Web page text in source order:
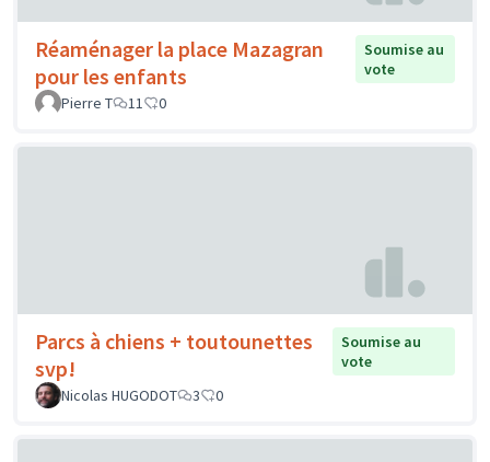
Réaménager la place Mazagran
pour les enfants
Soumise au
vote
Pierre T
11 0
Parcs à chiens + toutounettes
svp!
Soumise au
vote
Nicolas HUGODOT
3 0